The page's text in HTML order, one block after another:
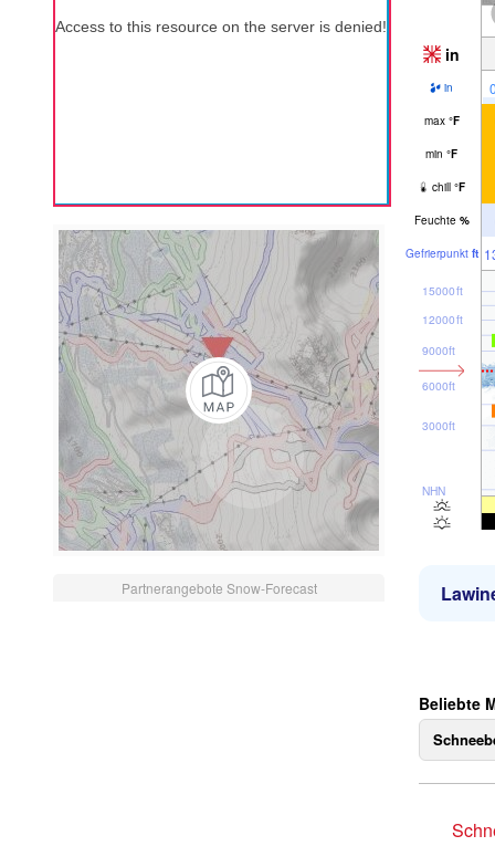
Partnerangebote Snow-Forecast
in
in
max °F
min °F
chill °F
Feuchte %
Gefrier­punkt ft
NHN
3000ft
6000ft
9000ft
12000ft
15000ft
Beliebte